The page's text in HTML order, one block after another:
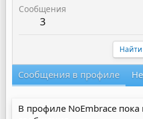
Сообщения
3
Найти
Сообщения в профиле
В профиле NoEmbrace